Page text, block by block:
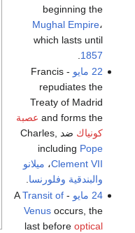
beginning the
Mughal Empire،
which lasts until
1857
22 مايو
- Francis
repudiates the
Treaty of Madrid
and forms the عصبة
كونياك
ضد Charles,
including Pope
Clement VII، ميلانو
والبندقية وفلورنسا
24 مايو
- A
Transit of
Venusoccurs, the
last before optical